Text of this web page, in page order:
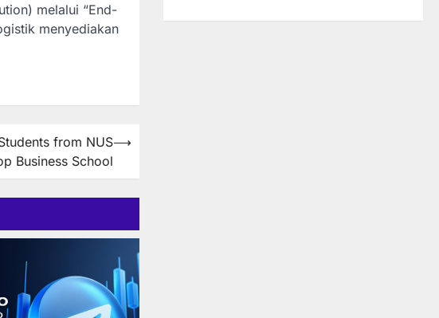
melalui “End-
menyediakan
from NUS
Business School
⟶